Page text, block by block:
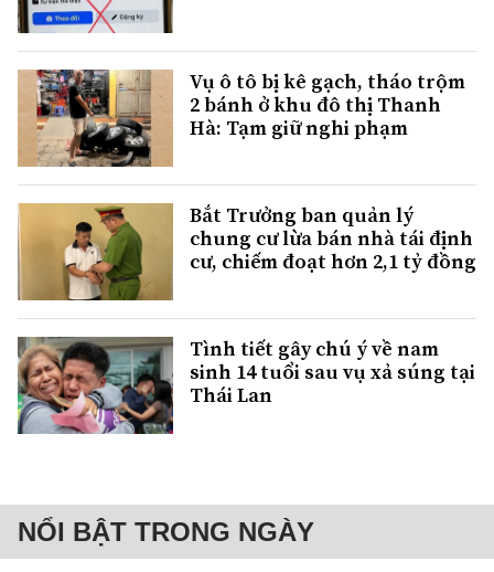
Vụ ô tô bị kê gạch, tháo trộm
2 bánh ở khu đô thị Thanh
Hà: Tạm giữ nghi phạm
Bắt Trưởng ban quản lý
chung cư lừa bán nhà tái định
cư, chiếm đoạt hơn 2,1 tỷ đồng
Tình tiết gây chú ý về nam
sinh 14 tuổi sau vụ xả súng tại
Thái Lan
NỔI BẬT TRONG NGÀY